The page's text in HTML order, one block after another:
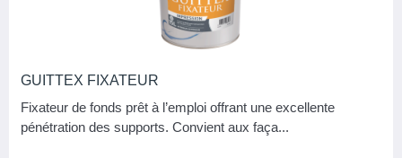
GUITTEX FIXATEUR
Fixateur de fonds prêt à l’emploi offrant une excellente
pénétration des supports. Convient aux faça...